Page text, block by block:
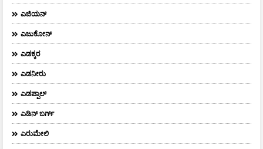
ಎಜಿಯನ್
ಎಜುಕೋನ್
ಎಡಕ್ಕರ
ಎಡನೀರು
ಎಡಪ್ಪಾಲ್
ಎಡಿನ್ ಬರ್ಗ್
ಎರುಮೇಲಿ